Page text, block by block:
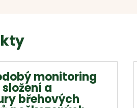
monitoring
a
břehových